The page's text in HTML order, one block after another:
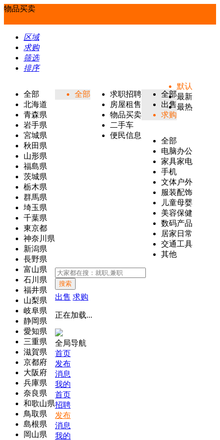
物品买卖
区域
求购
筛选
排序
全部
北海道
青森県
岩手県
宮城県
秋田県
山形県
福島県
茨城県
栃木県
群馬県
埼玉県
千葉県
東京都
神奈川県
新潟県
長野県
富山県
石川県
福井県
山梨県
岐阜県
静岡県
愛知県
三重県
滋賀県
京都府
大阪府
兵庫県
奈良県
和歌山県
鳥取県
島根県
岡山県
全部
求职招聘
房屋租售
物品买卖
二手车
便民信息
全部
出售
求购
全部
电脑办公
家具家电
手机
文体户外
服装配饰
儿童母婴
美容保健
数码产品
居家日常
交通工具
其他
默认
最新
最热
搜索
出售 求购
正在加载...
全局导航
首页
发布
消息
我的
首页
招聘
发布
消息
我的